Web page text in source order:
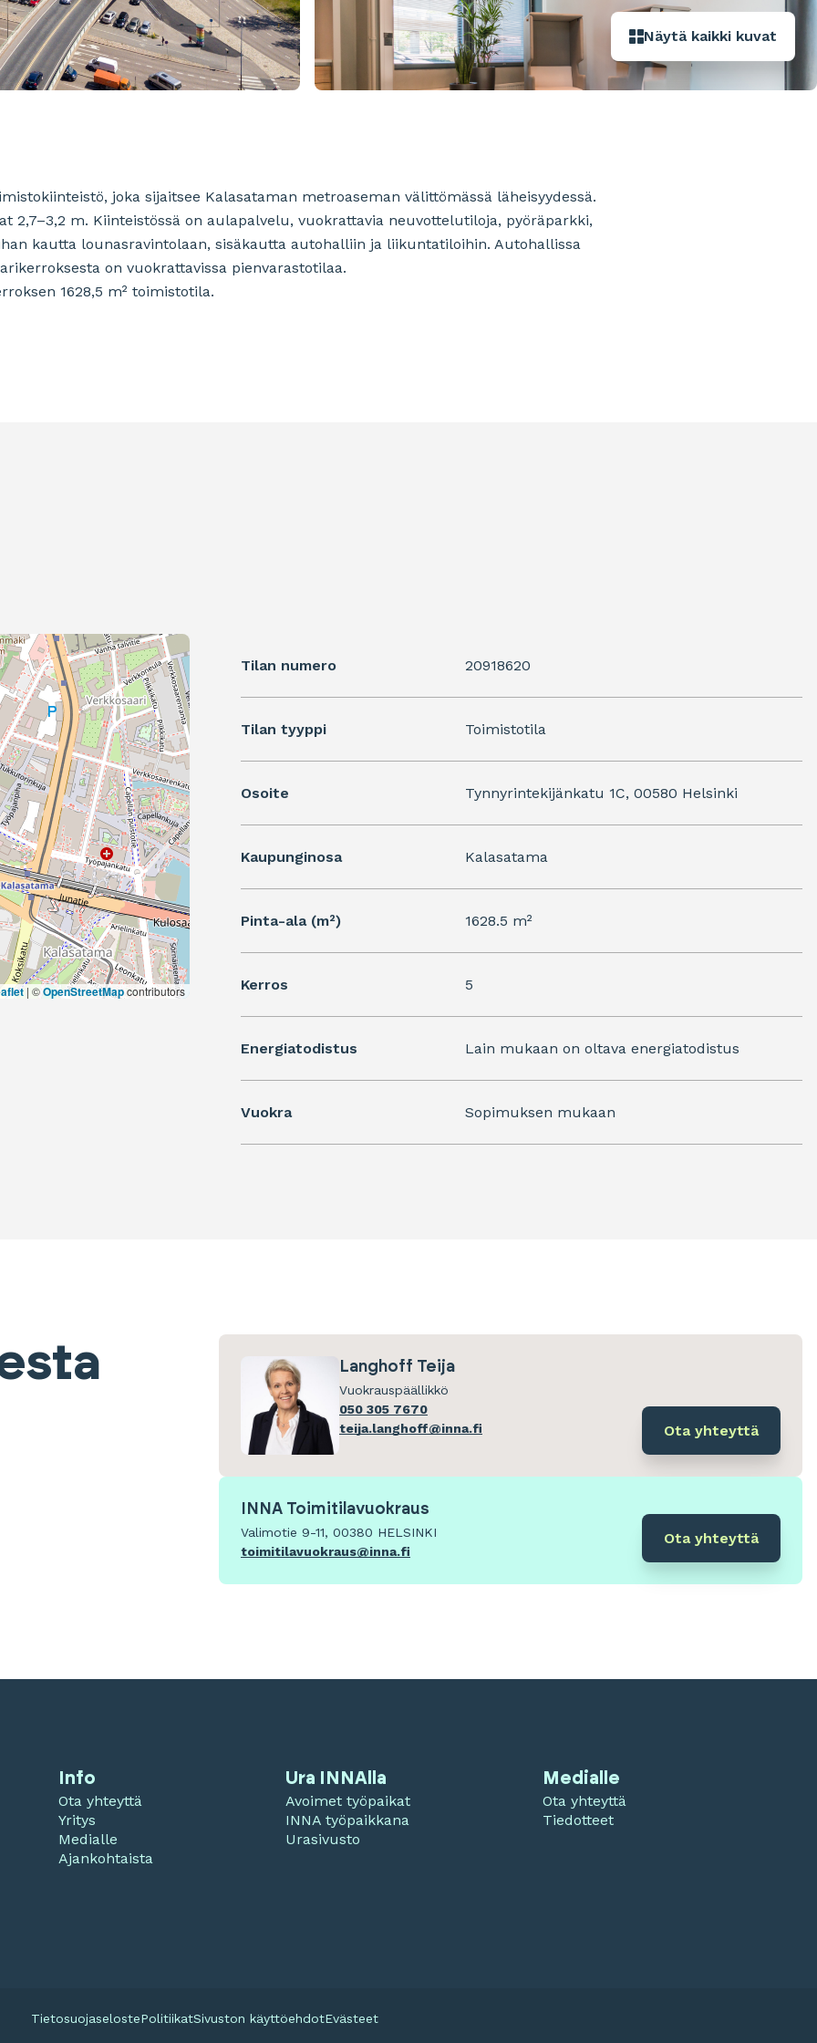
Näytä kaikki kuvat
joka sijaitsee Kalasataman metroaseman välittömässä läheisyydessä.
2,7–3,2 m. Kiinteistössä on aulapalvelu, vuokrattavia neuvottelutiloja, pyöräparkki,
kautta lounasravintolaan, sisäkautta autohalliin ja liikuntatiloihin. Autohallissa
on vuokrattavissa pienvarastotilaa.
1628,5 m² toimistotila.
| ©OpenStreetMapcontributors
Tilan numero 20918620
Tilan tyyppi Toimistotila
Osoite Tynnyrintekijänkatu 1C, 00580 Helsinki
Kaupunginosa Kalasatama
Pinta-ala (m²) 1628.5 m²
Kerros 5
Energiatodistus Lain mukaan on oltava energiatodistus
Vuokra Sopimuksen mukaan
Langhoff Teija
Vuokrauspäällikkö
050 305 7670
teija.langhoff@inna.fi
Ota yhteyttä
INNA Toimitilavuokraus
Valimotie 9-11, 00380 HELSINKI
toimitilavuokraus@inna.fi
Ota yhteyttä
Info
Ota yhteyttä
Yritys
Medialle
Ajankohtaista
Ura INNAlla
Avoimet työpaikat
INNA työpaikkana
Urasivusto
Medialle
Ota yhteyttä
Tiedotteet
TietosuojaselostePolitiikatSivuston käyttöehdotEvästeet